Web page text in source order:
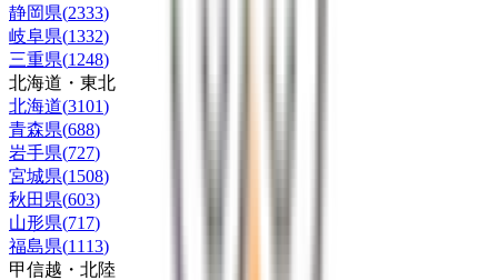
静岡県(2333)
岐阜県(1332)
三重県(1248)
北海道・東北
北海道(3101)
青森県(688)
岩手県(727)
宮城県(1508)
秋田県(603)
山形県(717)
福島県(1113)
甲信越・北陸